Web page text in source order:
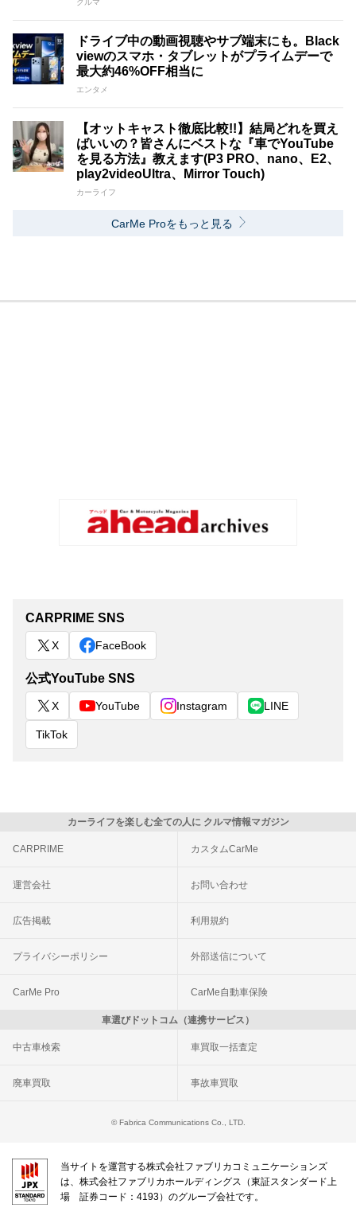
クルマ
ドライブ中の動画視聴やサブ端末にも。Black
viewのスマホ・タブレットがプライムデーで
最大約46%OFF相当に
エンタメ
【オットキャスト徹底比較!!】結局どれを買え
ばいいの？皆さんにベストな『車でYouTube
を見る方法』教えます(P3 PRO、nano、E2、
play2videoUltra、Mirror Touch)
カーライフ
CarMe Proをもっと見る
CARPRIME SNS
X FaceBook
公式YouTube SNS
X YouTube Instagram LINE
TikTok
カーライフを楽しむ全ての人に クルマ情報マガジン
CARPRIME カスタムCarMe
運営会社 お問い合わせ
広告掲載 利用規約
プライバシーポリシー 外部送信について
CarMe Pro CarMe自動車保険
車選びドットコム（連携サービス）
中古車検索 車買取一括査定
廃車買取 事故車買取
© Fabrica Communications Co., LTD.
当サイトを運営する株式会社ファブリカコミュニケーションズ
は、株式会社ファブリカホールディングス（東証スタンダード上
場 証券コード：4193）のグループ会社です。